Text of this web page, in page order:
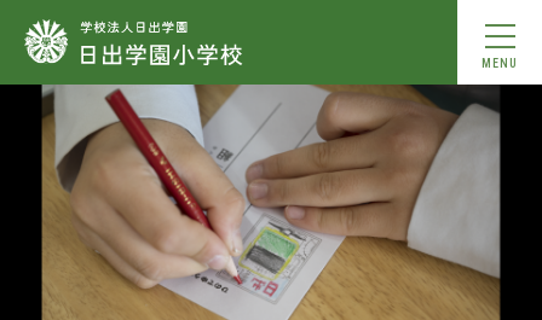
MENU
学校紹介
教育内容
学校生活